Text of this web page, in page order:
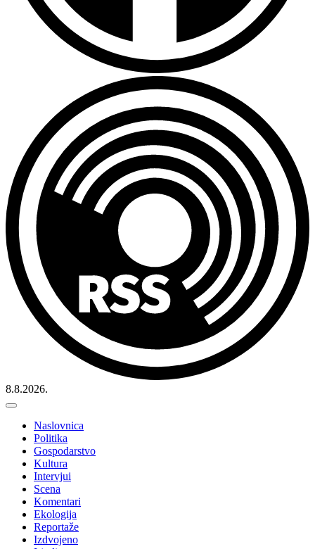
8.8.2026.
Naslovnica
Politika
Gospodarstvo
Kultura
Intervjui
Scena
Komentari
Ekologija
Reportaže
Izdvojeno